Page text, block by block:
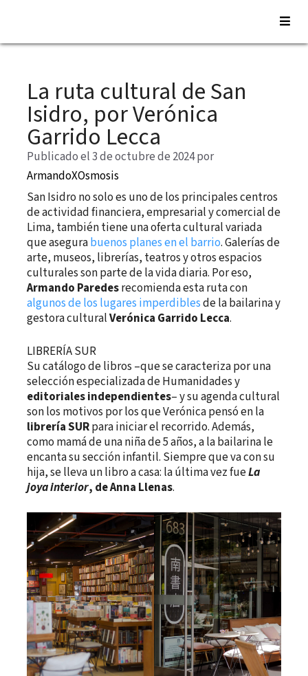
Saltar
contenidoLa ruta cultural de San
Isidro, por Verónica
Garrido Lecca
Publicado el 3 de octubre de 2024por
ArmandoXOsmosis
San Isidro no solo es uno de los principales centros
de actividad financiera, empresarial y comercial de
Lima, también tiene una oferta cultural variada
que asegurabuenos planes en el barrio. Galerías de
arte, museos, librerías, teatros y otros espacios
culturales son parte de la vida diaria. Por eso,
Armando Paredesrecomienda esta ruta con
algunos de los lugares imperdiblesde la bailarina y
gestora culturalVerónica Garrido Lecca.
LIBRERÍA SUR
Su catálogo de libros –que se caracteriza por una
selección especializada de Humanidades y
editoriales independientes– y su agenda cultural
son los motivos por los que Verónica pensó en la
librería SURpara iniciar el recorrido. Además,
como mamá de una niña de 5 años, a la bailarina le
encanta su sección infantil. Siempre que va con su
hija, se lleva un libro a casa: la última vez fueLa
joya interior, de Anna Llenas.